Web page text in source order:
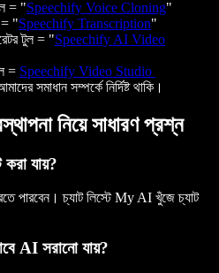
= "Speechify Voice Cloning"
= "Speechify Transcription"
টুল = "Speechify AI Video
= Speechify Video Studio
সমাধান সম্পর্কে নির্দিষ্ট থাকি।
নিয়ে সাধারণ প্রশ্ন
যায়?
পারবেন। চ্যাট লিস্টে My AI খুঁজে চ্যাট
AI সরানো যায়?